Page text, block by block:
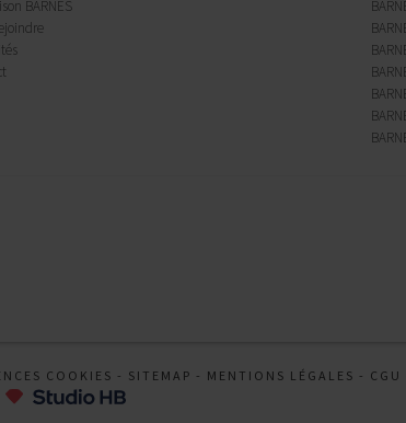
BARNES
COOKIES - SITEMAP - MENTIONS LÉGALES - CGU